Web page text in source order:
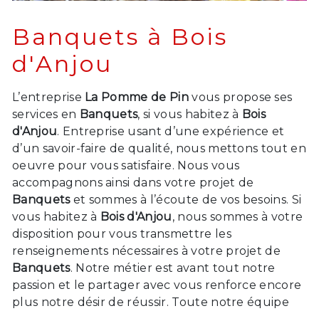
Banquets à Bois
d'Anjou
L’entreprise La Pomme de Pinvous propose ses
services en Banquets, si vous habitez à Bois
d'Anjou. Entreprise usant d’une expérience et
d’un savoir-faire de qualité, nous mettons tout en
oeuvre pour vous satisfaire. Nous vous
accompagnons ainsi dans votre projet de
Banquetset sommes à l’écoute de vos besoins. Si
vous habitez à Bois d'Anjou, nous sommes à votre
disposition pour vous transmettre les
renseignements nécessaires à votre projet de
Banquets. Notre métier est avant tout notre
passion et le partager avec vous renforce encore
plus notre désir de réussir. Toute notre équipe